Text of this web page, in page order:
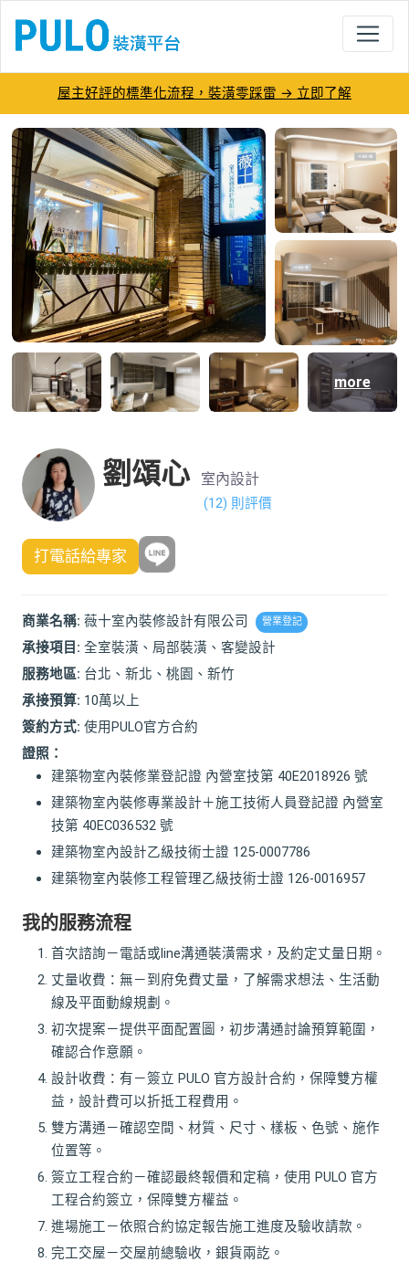
屋主好評的標準化流程，裝潢零踩雷 → 立即了解
劉頌心-薇十室內裝修設計有限公司－
more
劉頌心 室內設計
(12) 則評價
打電話給專家
商業名稱: 薇十室內裝修設計有限公司 營業登記
承接項目: 全室裝潢、局部裝潢、客變設計
服務地區: 台北、新北、桃園、新竹
承接預算: 10萬以上
簽約方式: 使用PULO官方合約
證照：
建築物室內裝修業登記證 內營室技第 40E2018926 號
建築物室內裝修專業設計＋施工技術人員登記證 內營室
技第 40EC036532 號
建築物室內設計乙級技術士證 125-0007786
建築物室內裝修工程管理乙級技術士證 126-0016957
我的服務流程
首次諮詢－電話或line溝通裝潢需求，及約定丈量日期。
丈量收費：無－到府免費丈量，了解需求想法、生活動
線及平面動線規劃。
初次提案－提供平面配置圖，初步溝通討論預算範圍，
確認合作意願。
設計收費：有－簽立 PULO 官方設計合約，保障雙方權
益，設計費可以折抵工程費用。
雙方溝通－確認空間、材質、尺寸、樣板、色號、施作
位置等。
簽立工程合約－確認最終報價和定稿，使用 PULO 官方
工程合約簽立，保障雙方權益。
進場施工－依照合約協定報告施工進度及驗收請款。
完工交屋－交屋前總驗收，銀貨兩訖。